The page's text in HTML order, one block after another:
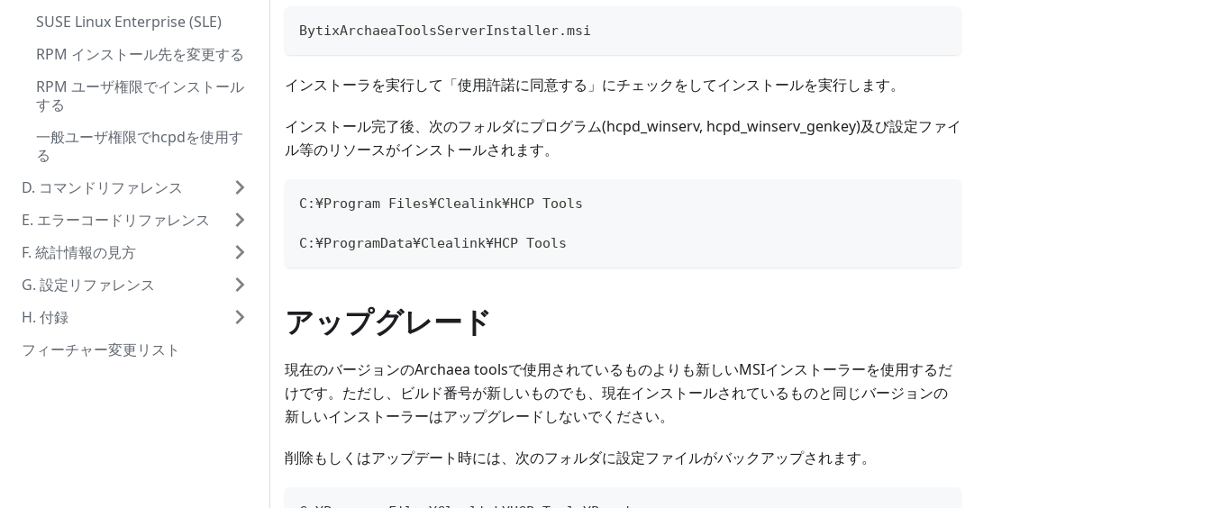
SUSE Linux Enterprise (SLE)
RPM インストール先を変更する
RPM ユーザ権限でインストール
する
一般ユーザ権限でhcpdを使用す
る
D. コマンドリファレンス
E. エラーコードリファレンス
F. 統計情報の見方
G. 設定リファレンス
H. 付録
フィーチャー変更リスト
BytixArchaeaToolsServerInstaller.msi
インストーラを実行して「使用許諾に同意する」にチェックをしてインストールを実行します。
インストール完了後、次のフォルダにプログラム(hcpd_winserv, hcpd_winserv_genkey)及び設定ファイ
ル等のリソースがインストールされます。
C:¥Program Files¥Clealink¥HCP Tools
C:¥ProgramData¥Clealink¥HCP Tools
アップグレード
現在のバージョンのArchaea toolsで使用されているものよりも新しいMSIインストーラーを使用するだ
けです。ただし、ビルド番号が新しいものでも、現在インストールされているものと同じバージョンの
新しいインストーラーはアップグレードしないでください。
削除もしくはアップデート時には、次のフォルダに設定ファイルがバックアップされます。